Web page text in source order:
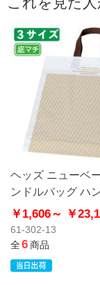
ヘッズ ニューベ
ンドルバッグ ハ
ポリ袋 ソフトタ
￥1,606～ ￥
61-302-13
全6商品